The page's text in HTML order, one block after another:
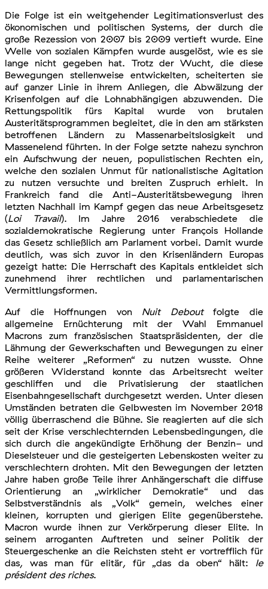
Die Folge ist ein weitgehender Legitimationsverlust des
ökonomischen und politischen Systems, der durch die
große Rezession von 2007 bis 2009 vertieft wurde. Eine
Welle von sozialen Kämpfen wurde ausgelöst, wie es sie
lange nicht gegeben hat. Trotz der Wucht, die diese
Bewegungen stellenweise entwickelten, scheiterten sie
auf ganzer Linie in ihrem Anliegen, die Abwälzung der
Krisenfolgen auf die Lohnabhängigen abzuwenden. Die
Rettungspolitik fürs Kapital wurde von brutalen
Austeritätsprogrammen begleitet, die in den am stärksten
betroffenen Ländern zu Massenarbeitslosigkeit und
Massenelend führten. In der Folge setzte nahezu synchron
ein Aufschwung der neuen, populistischen Rechten ein,
welche den sozialen Unmut für nationalistische Agitation
zu nutzen versuchte und breiten Zuspruch erhielt. In
Frankreich fand die Anti-Austeritätsbewegung ihren
letzten Nachhall im Kampf gegen das neue Arbeitsgesetz
(Loi Travail). Im Jahre 2016 verabschiedete die
sozialdemokratische Regierung unter François Hollande
das Gesetz schließlich am Parlament vorbei. Damit wurde
deutlich, was sich zuvor in den Krisenländern Europas
gezeigt hatte: Die Herrschaft des Kapitals entkleidet sich
zunehmend ihrer rechtlichen und parlamentarischen
Vermittlungsformen.
Auf die Hoffnungen von Nuit Deboutfolgte die
allgemeine Ernüchterung mit der Wahl Emmanuel
Macrons zum französischen Staatspräsidenten, der die
Lähmung der Gewerkschaften und Bewegungen zu einer
Reihe weiterer „Reformen“ zu nutzen wusste. Ohne
größeren Widerstand konnte das Arbeitsrecht weiter
geschliffen und die Privatisierung der staatlichen
Eisenbahngesellschaft durchgesetzt werden. Unter diesen
Umständen betraten die Gelbwesten im November 2018
völlig überraschend die Bühne. Sie reagierten auf die sich
seit der Krise verschlechternden Lebensbedingungen, die
sich durch die angekündigte Erhöhung der Benzin- und
Dieselsteuer und die gesteigerten Lebenskosten weiter zu
verschlechtern drohten. Mit den Bewegungen der letzten
Jahre haben große Teile ihrer Anhängerschaft die diffuse
Orientierung an „wirklicher Demokratie“ und das
Selbstverständnis als „Volk“ gemein, welches einer
kleinen, korrupten und gierigen Elite gegenüberstehe.
Macron wurde ihnen zur Verkörperung dieser Elite. In
seinem arroganten Auftreten und seiner Politik der
Steuergeschenke an die Reichsten steht er vortrefflich für
das, was man für elitär, für „das da oben“ hält: le
président des riches.